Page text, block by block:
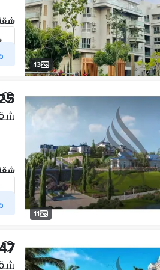
13
11